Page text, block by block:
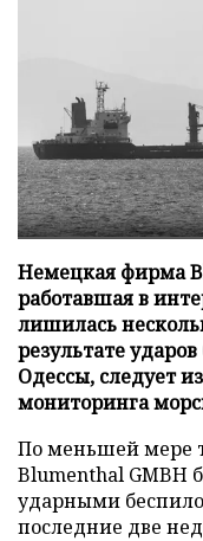
Немецкая фирма
работавшая в
лишилась
результате
Одессы, следует
мониторинга
По меньшей мере
Blumenthal GMBH
ударными
последние две